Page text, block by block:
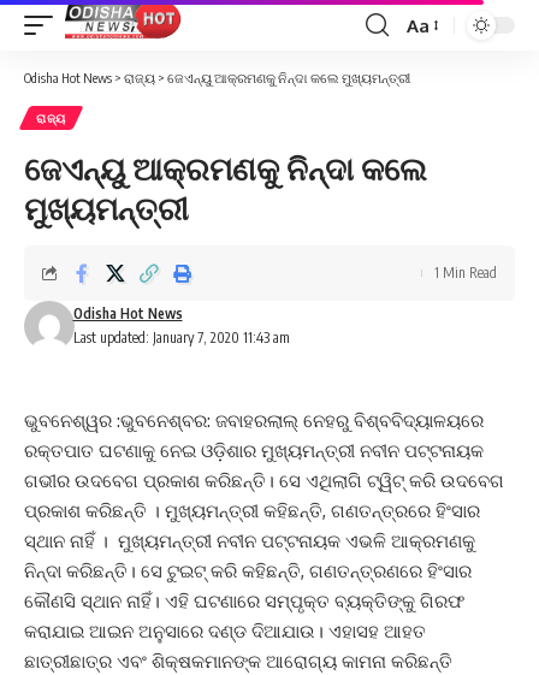
Font
Resizer
Aa
Odisha Hot News > ରାଜ୍ୟ > ଜେଏନ୍‌ୟୁ ଆକ୍ରମଣକୁ ନିନ୍ଦା କଲେ ମୁଖ୍ୟମନ୍ତ୍ରୀ
ରାଜ୍ୟ
ଜେଏନ୍‌ୟୁ ଆକ୍ରମଣକୁ ନିନ୍ଦା କଲେ
ମୁଖ୍ୟମନ୍ତ୍ରୀ
Last updated: January 7, 2020 11:43 am
Odisha Hot News
1 Min Read
ଭୁବନେଶ୍ୱର :ଭୁବନେଶ୍ବର: ଜବାହରଲାଲ୍ ନେହରୁ ବିଶ୍ବବିଦ୍ୟାଳୟରେ
ରକ୍ତପାତ ଘଟଣାକୁ ନେଇ ଓଡ଼ିଶାର ମୁଖ୍ୟମନ୍ତ୍ରୀ ନବୀନ ପଟ୍ଟନାୟକ
ଗଭୀର ଉଦବେଗ ପ୍ରକାଶ କରିଛନ୍ତି। ସେ ଏଥିଲାଗି ଟ୍ୱିଟ୍ କରି ଉଦବେଗ
ପ୍ରକାଶ କରିଛନ୍ତି । ମୁଖ୍ୟମନ୍ତ୍ରୀ କହିଛନ୍ତି, ଗଣତନ୍ତ୍ରରେ ହିଂସାର
ସ୍ଥାନ ନାହିଁ । ମୁଖ୍ୟମନ୍ତ୍ରୀ ନବୀନ ପଟ୍ଟନାୟକ ଏଭଳି ଆକ୍ରମଣକୁ
ନିନ୍ଦା କରିଛନ୍ତି। ସେ ଟୁଇଟ୍‌ କରି କହିଛନ୍ତି, ଗଣତନ୍ତ୍ରଣରେ ହିଂସାର
କୌଣସି ସ୍ଥାନ ନାହିଁ। ଏହି ଘଟଣାରେ ସମ୍ପୃକ୍ତ ବ୍ୟକ୍ତିଙ୍କୁ ଗିରଫ
କରାଯାଇ ଆଇନ ଅନୁସାରେ ଦଣ୍ଡ ଦିଆଯାଉ। ଏହାସହ ଆହତ
ଛାତ୍ରୀଛାତ୍ର ଏବଂ ଶିକ୍ଷକମାନଙ୍କ ଆରୋଗ୍ୟ କାମନା କରିଛନ୍ତି